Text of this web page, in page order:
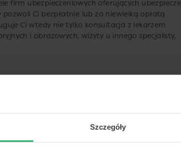
Szczegóły
firm ubezpieczeniowych oferujących
Ci bezpłatnie lub za niewielką opłatą
Ci wtedy nie tylko konsultacja z lekarzem
i obrazowych, wizyty u innego specjalisty,